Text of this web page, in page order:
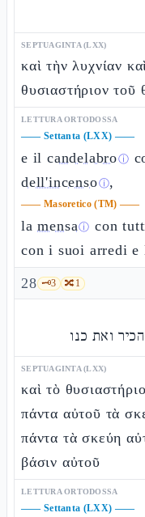
SEPTUAGINTA (LXX)
καὶ τὴν λυχνίαν
θυσιαστήριον τοῦ
LETTURA ORTODOSSA
—— Settanta (LXX) ——
e il candelabroⓘ
dell'incensoⓘ,
—— Masoretico (TM) ——
lamensaⓘ con
con i suoi arredi e
28 🗝️3 🔀1
ואת כנו
SEPTUAGINTA (LXX)
καὶ τὸ
πάντα αὐτοῦ τὰ
πάντα τὰ σκεύη
βάσιν αὐτοῦ
LETTURA ORTODOSSA
—— Settanta (LXX) ——